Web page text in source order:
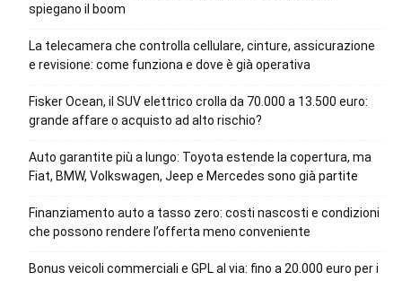
spiegano il boom
La telecamera che controlla cellulare, cinture, assicurazione
e revisione: come funziona e dove è già operativa
Fisker Ocean, il SUV elettrico crolla da 70.000 a 13.500 euro:
grande affare o acquisto ad alto rischio?
Auto garantite più a lungo: Toyota estende la copertura, ma
Fiat, BMW, Volkswagen, Jeep e Mercedes sono già partite
Finanziamento auto a tasso zero: costi nascosti e condizioni
che possono rendere l’offerta meno conveniente
Bonus veicoli commerciali e GPL al via: fino a 20.000 euro per i